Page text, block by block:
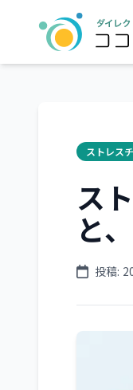
ストレス
ス
と
投稿: